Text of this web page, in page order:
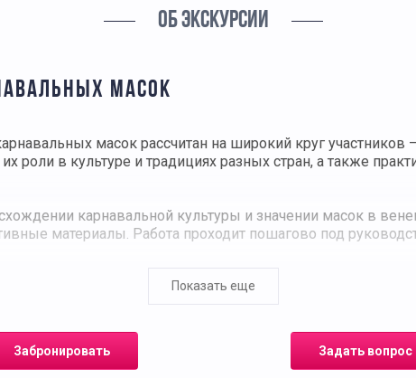
ОБ ЭКСКУРСИИ
МАСОК
масок рассчитан на широкий круг
роли в культуре и традициях разных стран, а также
карнавальной культуры и значении масок в
материалы. Работа проходит пошагово под
оформления: классический орнамент, абстрактный
гармонии цветовых сочетаний и правильному
забирает с собой.
Показать еще
Забронировать Задать вопрос